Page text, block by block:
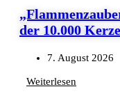
der 10.000
7. August 2026
Weiterlesen